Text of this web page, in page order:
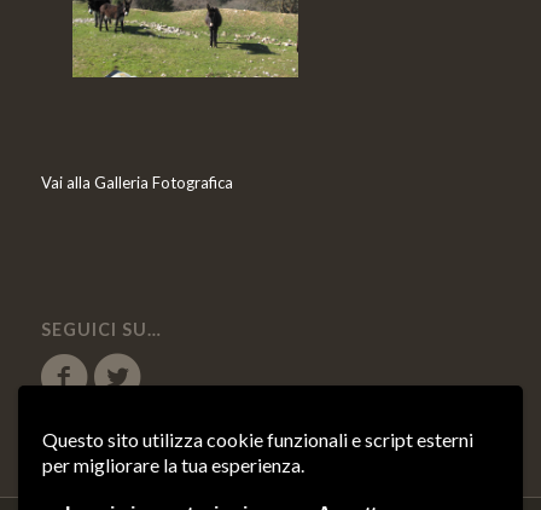
Questo sito utilizza cookie funzionali e script esterni
per migliorare la tua esperienza.
Vai alla Galleria Fotografica
SEGUICI SU…